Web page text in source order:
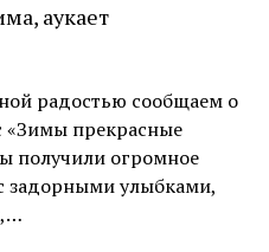
аукает
радостью сообщаем о
«Зимы прекрасные
получили огромное
задорными улыбками,